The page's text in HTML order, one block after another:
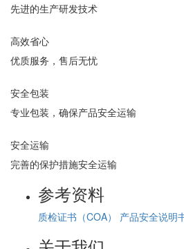
先进的生产研发技术
高效省心
优质服务，售后无忧
安全包装
专业包装，确保产品安全运输
安全运输
完善的保护措施安全运输
参考资料
质检证书（COA） 产品安全说明